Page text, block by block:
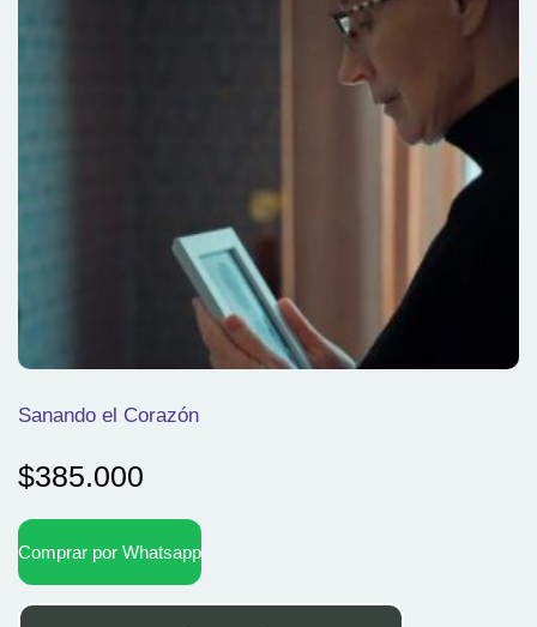
Sanando el Corazón
$385.000
Comprar por Whatsapp